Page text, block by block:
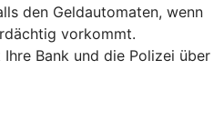
den Geldautomaten, wenn
vorkommt.
Bank und die Polizei über